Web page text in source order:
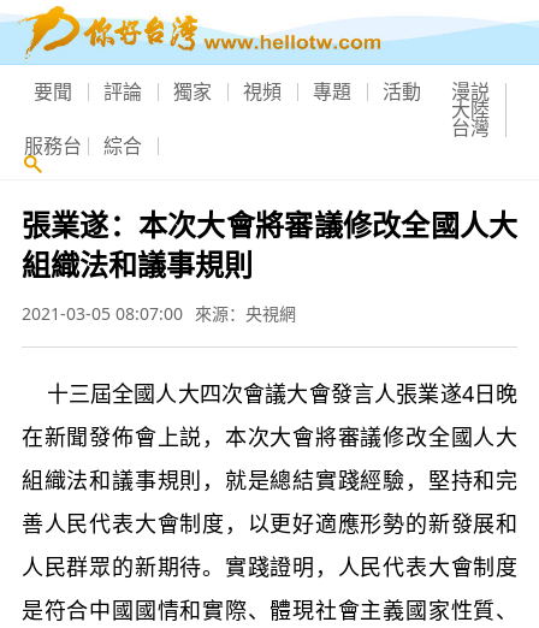
要聞 評論 獨家 視頻 專題 活動 漫説
大陸
台灣
服務台 綜合
張業遂：本次大會將審議修改全國人大
組織法和議事規則
2021-03-05 08:07:00 來源：央視網
十三屆全國人大四次會議大會發言人張業遂4日晚
在新聞發佈會上説，本次大會將審議修改全國人大
組織法和議事規則，就是總結實踐經驗，堅持和完
善人民代表大會制度，以更好適應形勢的新發展和
人民群眾的新期待。實踐證明，人民代表大會制度
是符合中國國情和實際、體現社會主義國家性質、